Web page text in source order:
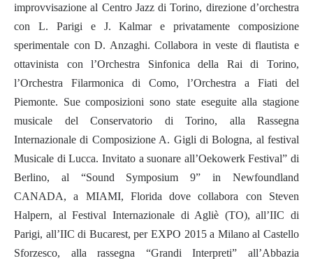
improvvisazione al Centro Jazz di Torino, direzione d’orchestra
con L. Parigi e J. Kalmar e privatamente composizione
sperimentale con D. Anzaghi. Collabora in veste di flautista e
ottavinista con l’Orchestra Sinfonica della Rai di Torino,
l’Orchestra Filarmonica di Como, l’Orchestra a Fiati del
Piemonte. Sue composizioni sono state eseguite alla stagione
musicale del Conservatorio di Torino, alla Rassegna
Internazionale di Composizione A. Gigli di Bologna, al festival
Musicale di Lucca. Invitato a suonare all’Oekowerk Festival” di
Berlino, al “Sound Symposium 9” in Newfoundland
CANADA, a MIAMI, Florida dove collabora con Steven
Halpern, al Festival Internazionale di Agliè (TO), all’IIC di
Parigi, all’IIC di Bucarest, per EXPO 2015 a Milano al Castello
Sforzesco, alla rassegna “Grandi Interpreti” all’Abbazia